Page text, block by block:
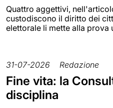
Quattro aggettivi,
custodiscono il diritto dei
elettorale li mette alla prova
31-07-2026 Redazione
Fine vita: la
disciplina